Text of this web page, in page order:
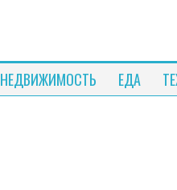
НЕДВИЖИМОСТЬ ЕДА